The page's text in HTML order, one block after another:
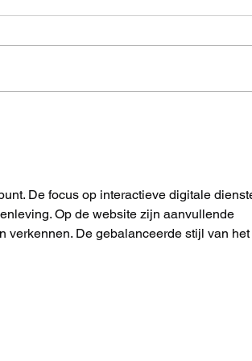
De focus op interactieve digitale
Op de website zijn aanvullende
verkennen. De gebalanceerde stijl van het